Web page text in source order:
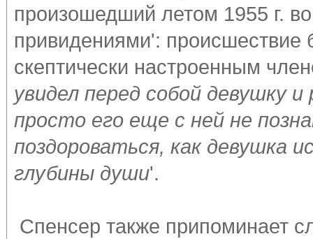
произошедший летом 1955 г.
привидениями':
скептически настроенным
увидел перед собой девушку
просто его еще с ней не
поздороваться, как девушка
глубины души'.
Спенсер также припоминает